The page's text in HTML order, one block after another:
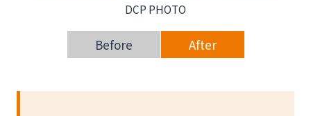
Before After
DCP PHOTO